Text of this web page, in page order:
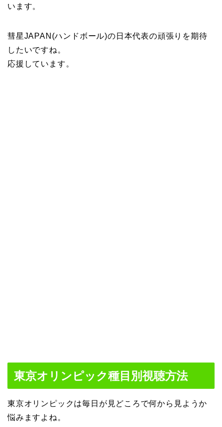
います。
彗星JAPAN(ハンドボール)の日本代表の頑張りを期待
したいですね。
応援しています。
東京オリンピック種目別視聴方法
東京オリンピックは毎日が見どころで何から見ようか
悩みますよね。